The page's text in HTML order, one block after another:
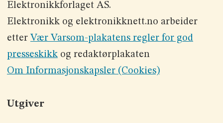
Elektronikkforlaget AS.
Elektronikk og elektronikknett.no arbeider
etter Vær Varsom-plakatens regler for god
presseskikkog redaktørplakaten
Om Informasjonskapsler (Cookies)
Utgiver